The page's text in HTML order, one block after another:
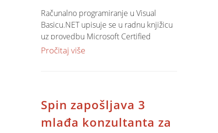
prosječni građanin. Naravno,Internet
je pobjedio.
3. U Hrvatskoj nema interesa i
potrebe za IT
Računalno programiranje u Visual
Basicu.NET upisuje se u radnu knjižicu
uz provedbu Microsoft Certified
Trainera u organizaciji jedinog
Pročitaj više
Spin zapošljava 3
mlađa konzultanta za